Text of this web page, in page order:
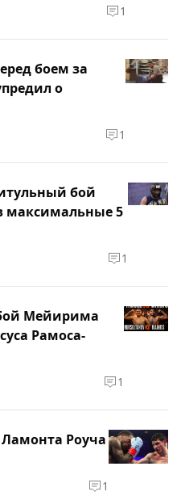
1
боем за
о
1
бой
максимальные 5
1
Мейирима
Рамоса-
1
Роуча
1